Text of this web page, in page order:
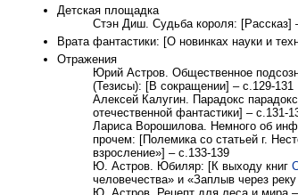
Детская площадка
Стэн Диш. Судьба короля: [Рассказ]
Врата фантастики: [О новинках науки и
Отражения
Юрий Астров. Общественное
(Тезисы): [В сокращении] – с.129-131
Алексей Калугин. Парадокс
отечественной фантастики] – с.131-
Лариса Ворошилова. Немного об
прочем: [Полемика со статьей г.
взросление»] – с.133-139
Ю. Астров. Юбиляр: [К выходу книг
человечества» и «Заплыв через